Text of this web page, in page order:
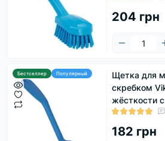
204 грн
Бестселлер Популярный
Щетка для
скребком
жёсткости
182 грн